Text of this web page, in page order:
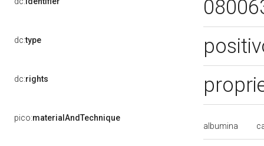
dc:type
dc:rights
pico:materialAndTechnique
albumina